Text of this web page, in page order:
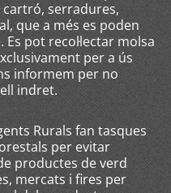
cartró, serradures,
que a més es poden
pot recol·lectar molsa
per a ús
informem per no
indret.
Rurals fan tasques
per evitar
productes de verd
mercats i fires per